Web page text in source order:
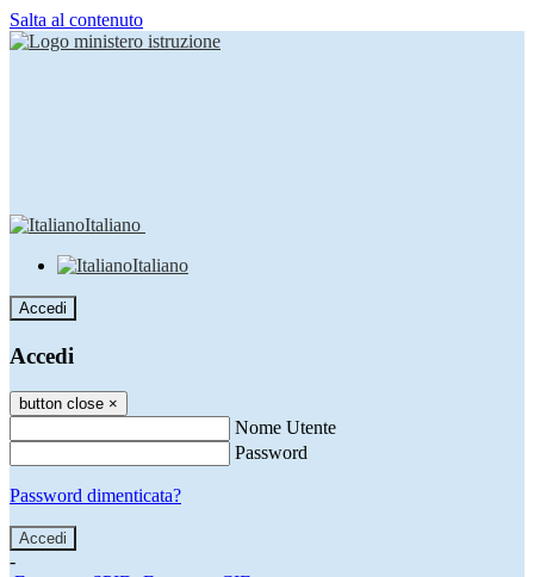
Salta al contenuto
Italiano
Italiano
Accedi
Accedi
button close ×
Nome Utente
Password
Password dimenticata?
-